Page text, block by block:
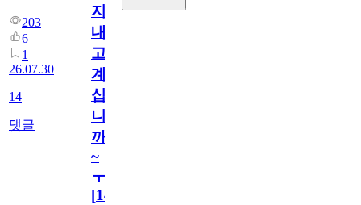
203
6
1
26.07.30
14
댓글
지
내
고
계
십
니
까
~
ㅜ
[14